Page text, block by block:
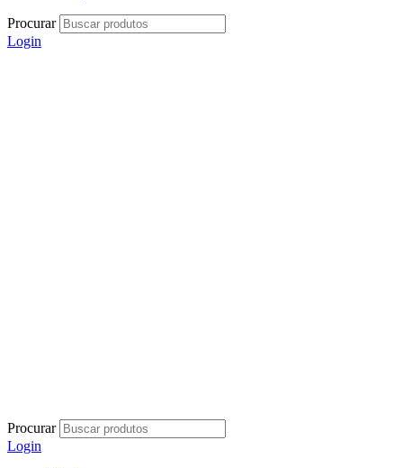
Procurar
Login
Procurar
Login